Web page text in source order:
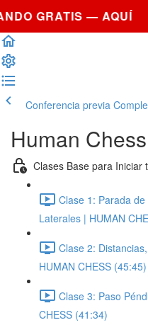
GRATIS — AQUÍ
Conferencia previa
Human
Clases Base para Iniciar
Clase 1: Parada
Laterales | HUMAN
Clase 2:
HUMAN CHESS (45:45)
Clase 3: Paso
CHESS (41:34)